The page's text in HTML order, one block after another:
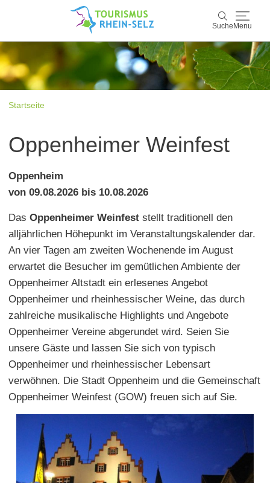
Suche Menu
Suche
Rhein-Selz
Buchen & Service
Startseite
Oppenheimer Weinfest
Oppenheim
von 09.08.2026 bis 10.08.2026
Das Oppenheimer Weinfest stellt traditionell den
alljährlichen Höhepunkt im Veranstaltungskalender dar.
An vier Tagen am zweiten Wochenende im August
erwartet die Besucher im gemütlichen Ambiente der
Oppenheimer Altstadt ein erlesenes Angebot
Oppenheimer und rheinhessischer Weine, das durch
zahlreiche musikalische Highlights und Angebote
Oppenheimer Vereine abgerundet wird. Seien Sie
unsere Gäste und lassen Sie sich von typisch
Oppenheimer und rheinhessischer Lebensart
verwöhnen. Die Stadt Oppenheim und die Gemeinschaft
Oppenheimer Weinfest (GOW) freuen sich auf Sie.